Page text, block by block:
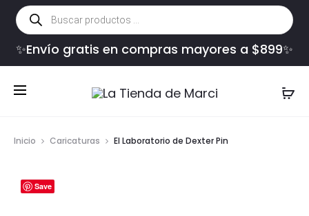
Búsqueda
de
productos
✨Envío gratis en compras mayores a $899✨
Inicio Caricaturas El Laboratorio de Dexter Pin
Save